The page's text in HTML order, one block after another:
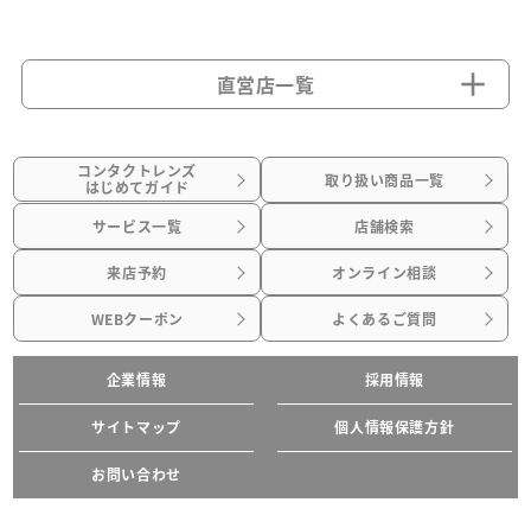
直営店一覧
コンタクトレンズ
はじめてガイド 取り扱い商品一覧
サービス一覧 店舗検索
来店予約 オンライン相談
WEBクーポン よくあるご質問
企業情報 採用情報
サイトマップ 個人情報保護方針
お問い合わせ